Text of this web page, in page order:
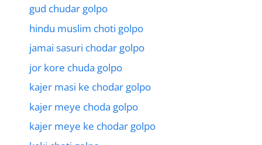
gud chudar golpo
hindu muslim choti golpo
jamai sasuri chodar golpo
jor kore chuda golpo
kajer masi ke chodar golpo
kajer meye choda golpo
kajer meye ke chodar golpo